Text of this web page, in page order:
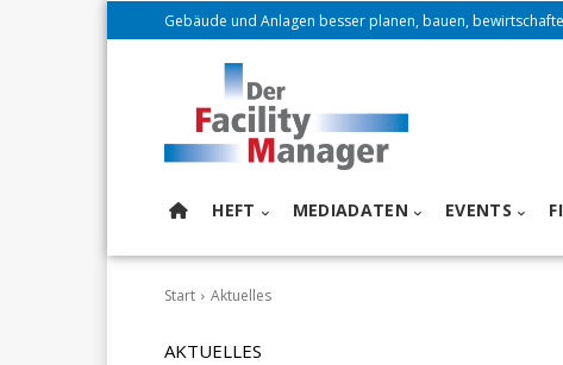
Gebäude und Anlagen besser planen, bauen,
HEFT MEDIADATEN EVENTS
Start Aktuelles
AKTUELLES